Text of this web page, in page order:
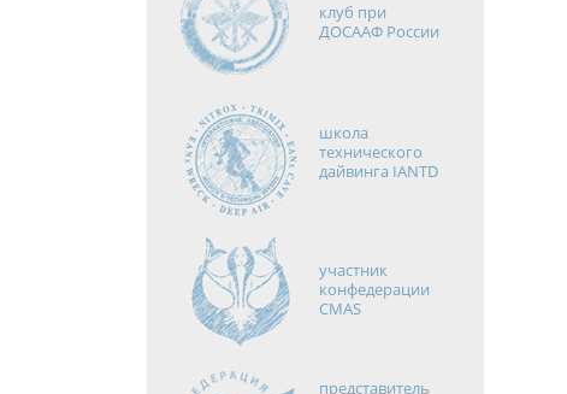
клуб при
ДОСААФ России
школа
технического
дайвинга IANTD
участник
конфедерации
CMAS
представитель